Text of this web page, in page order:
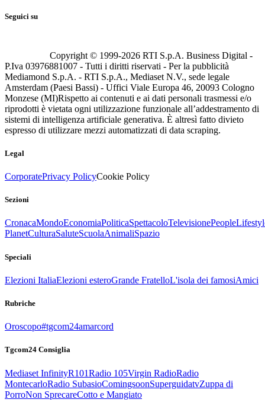
Seguici su
Copyright © 1999-2026 RTI S.p.A. Business Digital -
P.Iva 03976881007 - Tutti i diritti riservati - Per la pubblicità
Mediamond S.p.A. - RTI S.p.A., Mediaset N.V., sede legale
Amsterdam (Paesi Bassi) - Uffici Viale Europa 46, 20093 Cologno
Monzese (MI)Rispetto ai contenuti e ai dati personali trasmessi e/o
riprodotti è vietata ogni utilizzazione funzionale all’addestramento di
sistemi di intelligenza artificiale generativa. È altresì fatto divieto
espresso di utilizzare mezzi automatizzati di data scraping.
Legal
CorporatePrivacy PolicyCookie Policy
Sezioni
CronacaMondoEconomiaPoliticaSpettacoloTelevisionePeople
PlanetCulturaSaluteScuolaAnimaliSpazio
Speciali
Elezioni ItaliaElezioni esteroGrande FratelloL'isola dei famosiAmici
Rubriche
Oroscopo#tgcom24amarcord
Tgcom24 Consiglia
Mediaset InfinityR101Radio 105Virgin RadioRadio
MontecarloRadio SubasioComingsoonSuperguidatvZuppa di
PorroNon SprecareCotto e Mangiato